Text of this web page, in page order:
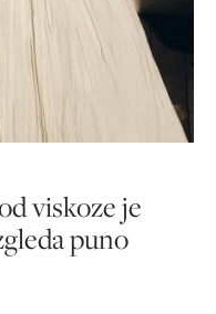
viskoze je
puno